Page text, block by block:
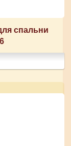
спальни